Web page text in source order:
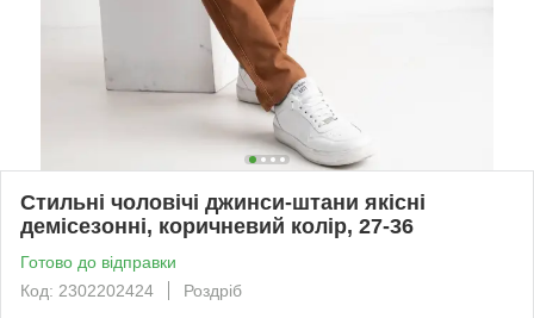
Стильні чоловічі джинси-штани якісні
демісезонні, коричневий колір, 27-36
Готово до відправки
Код: 2302202424
Роздріб